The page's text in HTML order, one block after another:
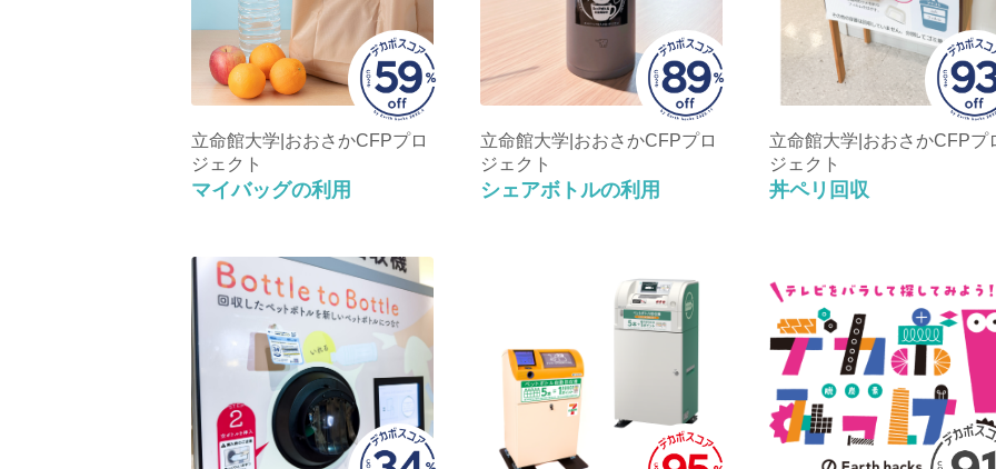
立命館大学|おおさかCFPプロ
ジェクト
マイバッグの利用
立命館大学|おおさかCFPプロ
ジェクト
シェアボトルの利用
立命館大学|おおさかCFPプ
ジェクト
丼ペリ回収